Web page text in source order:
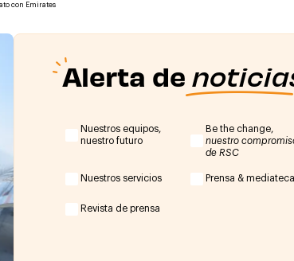
con Emirates
Alerta de
Nuestros equipos,
nuestro futuro
Be the change,
nuestro
de RSC
Nuestros servicios Prensa & mediateca
Revista de prensa